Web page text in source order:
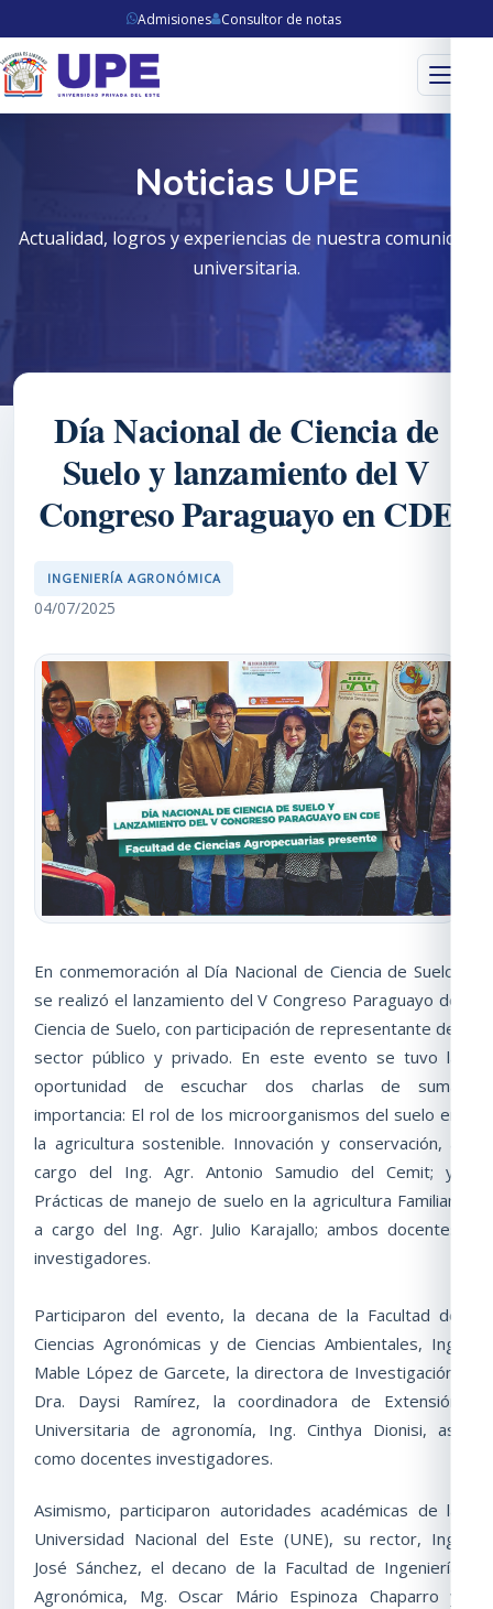
Admisiones Consultor de notas
Menú
Noticias UPE
Actualidad, logros y experiencias de nuestra comunidad
universitaria.
Día Nacional de Ciencia de
Suelo y lanzamiento del V
Congreso Paraguayo en CDE
INGENIERÍA AGRONÓMICA
04/07/2025
En conmemoración al Día Nacional de Ciencia de Suelo,
se realizó el lanzamiento del V Congreso Paraguayo de
Ciencia de Suelo, con participación de representante del
sector público y privado. En este evento se tuvo la
oportunidad de escuchar dos charlas de suma
importancia: El rol de los microorganismos del suelo en
la agricultura sostenible. Innovación y conservación, a
cargo del Ing. Agr. Antonio Samudio del Cemit; y,
Prácticas de manejo de suelo en la agricultura Familiar,
a cargo del Ing. Agr. Julio Karajallo; ambos docentes
investigadores.
Participaron del evento, la decana de la Facultad de
Ciencias Agronómicas y de Ciencias Ambientales, Ing.
Mable López de Garcete, la directora de Investigación,
Dra. Daysi Ramírez, la coordinadora de Extensión
Universitaria de agronomía, Ing. Cinthya Dionisi, así
como docentes investigadores.
Asimismo, participaron autoridades académicas de la
Universidad Nacional del Este (UNE), su rector, Ing.
José Sánchez, el decano de la Facultad de Ingeniería
Agronómica, Mg. Oscar Mário Espinoza Chaparro y